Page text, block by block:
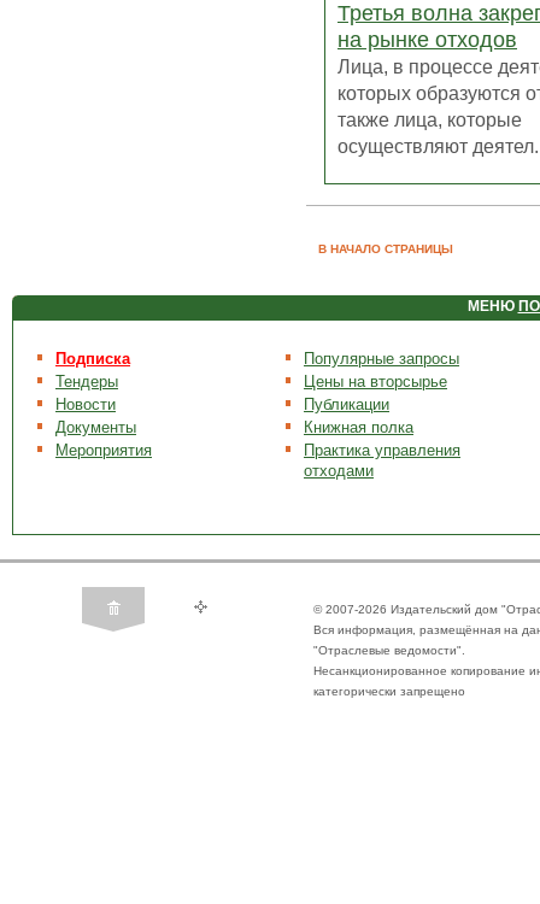
Третья волна
на рынке отходов
Лица, в процессе
которых образуются
также лица, которые
осуществляют
В НАЧАЛО СТРАНИЦЫ
МЕНЮ
Подписка
Тендеры
Новости
Документы
Мероприятия
Популярные запросы
Цены на вторсырье
Публикации
Книжная полка
Практика управления
отходами
© 2007-2026 Издательский дом
Вся информация, размещённая на
"Отраслевые ведомости".
Несанкционированное копирование
категорически запрещено